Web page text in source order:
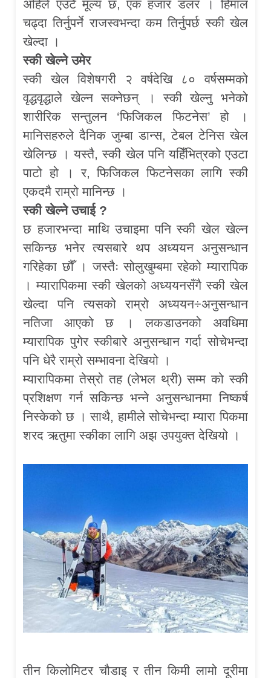
अहिले एउटै मूल्य छ, एक हजार डलर । हिमाल
चढ्दा तिर्नुपर्ने राजस्वभन्दा कम तिर्नुपर्छ स्की खेल
खेल्दा ।
स्की खेल्ने उमेर
स्की खेल विशेषगरी २ वर्षदेखि ८० वर्षसम्मको
वृद्धवृद्धाले खेल्न सक्नेछन् । स्की खेल्नु भनेको
शारीरिक सन्तुलन ‘फिजिकल फिटनेस’ हो ।
मानिसहरुले दैनिक जुम्बा डान्स, टेबल टेनिस खेल
खेलिन्छ । यस्तै, स्की खेल पनि यहिँभित्रको एउटा
पाटो हो । र, फिजिकल फिटनेसका लागि स्की
एकदमै राम्रो मानिन्छ ।
स्की खेल्ने उचाई ?
छ हजारभन्दा माथि उचाइमा पनि स्की खेल खेल्न
सकिन्छ भनेर त्यसबारे थप अध्ययन अनुसन्धान
गरिहेका छौँ । जस्तैः सोलुखुम्बमा रहेको म्यारापिक
। म्यारापिकमा स्की खेलको अध्ययनसँगै स्की खेल
खेल्दा पनि त्यसको राम्रो अध्ययन÷अनुसन्धान
नतिजा आएको छ । लकडाउनको अवधिमा
म्यारापिक पुगेर स्कीबारे अनुसन्धान गर्दा सोचेभन्दा
पनि धेरै राम्रो सम्भावना देखियो ।
म्यारापिकमा तेस्रो तह (लेभल थ्री) सम्म को स्की
प्रशिक्षण गर्न सकिन्छ भन्ने अनुसन्धानमा निष्कर्ष
निस्केको छ । साथै, हामीले सोचेभन्दा म्यारा पिकमा
शरद ऋतुमा स्कीका लागि अझ उपयुक्त देखियो ।
तीन किलोमिटर चौडाइ र तीन किमी लामो दूरीमा